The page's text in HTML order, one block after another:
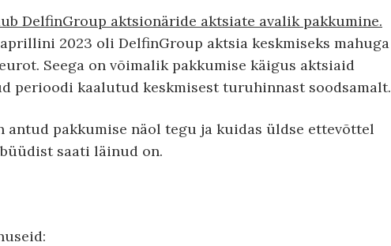
DelfinGroup aktsionäride aktsiate avalik pakkumine.
2023 oli DelfinGroup aktsia keskmiseks mahuga
Seega on võimalik pakkumise käigus aktsiaid
perioodi kaalutud keskmisest turuhinnast soodsamalt.
antud pakkumise näol tegu ja kuidas üldse ettevõttel
saati läinud on.